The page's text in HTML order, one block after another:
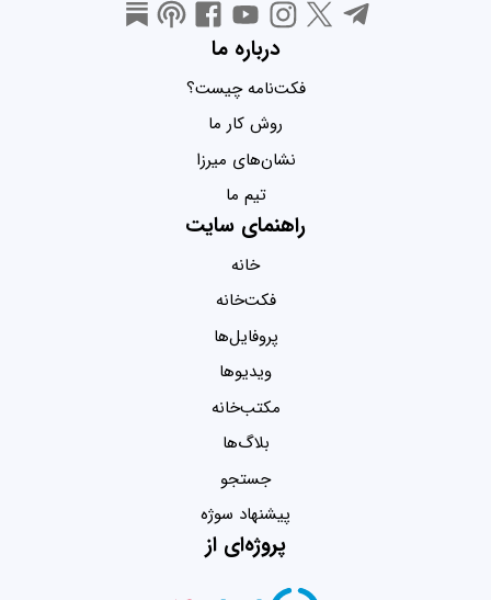
درباره ما
فکت‌نامه چیست؟
روش کار ما
نشان‌های میرزا
تیم ما
راهنمای سایت
خانه
فکت‌خانه
پروفایل‌ها
ویدیو‌ها
مکتب‌خانه
بلاگ‌ها
جستجو
پیشنهاد سوژه
پروژه‌ای از